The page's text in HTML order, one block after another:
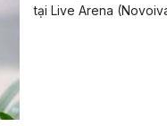
tại Live Arena